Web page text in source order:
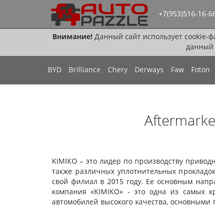
Внимание!Данный сайт использует cookie-
данный
+7(953)516-16-
BYD Brilliance Chery Derways Faw Foton
KIMIKO – это лидер по производству
также различных уплотнительных
свой филиал в 2015 году. Ее основным
компания «KIMIKO» - это одна из самых
автомобилей высокого качества,